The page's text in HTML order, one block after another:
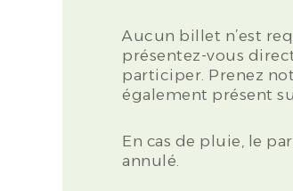
Aucun billet n’est
présentez-vous
participer. Prenez
également présent
En cas de pluie, le
annulé.